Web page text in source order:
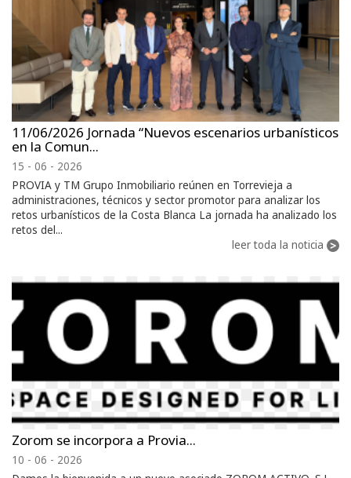
11/06/2026 Jornada “Nuevos escenarios urbanísticos
en la Comun...
15 - 06 - 2026
PROVIA y TM Grupo Inmobiliario reúnen en Torrevieja a
administraciones, técnicos y sector promotor para analizar los
retos urbanísticos de la Costa Blanca La jornada ha analizado los
retos del...
leer toda la noticia
Zorom se incorpora a Provia...
10 - 06 - 2026